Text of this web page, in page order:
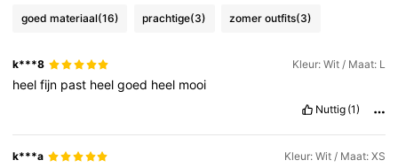
goed materiaal(16) prachtige(3) zomer outfits(3)
k***8 Kleur: Wit / Maat: L
heelfijn past heelgoed heel mooi
Nuttig (1)
k***a Kleur: Wit / Maat: XS